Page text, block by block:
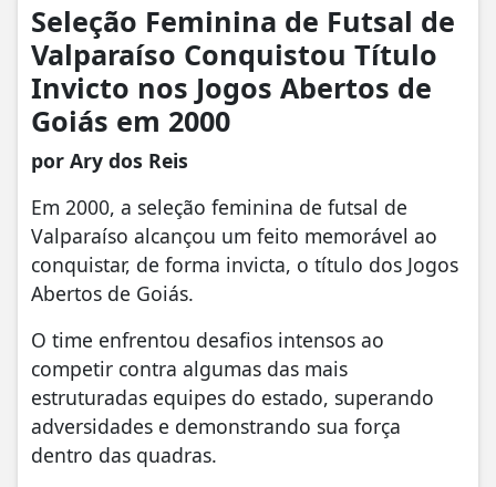
Seleção Feminina de Futsal de
Valparaíso Conquistou Título
Invicto nos Jogos Abertos de
Goiás em 2000
por Ary dos Reis
Em 2000, a seleção feminina de futsal de
Valparaíso alcançou um feito memorável ao
conquistar, de forma invicta, o título dos Jogos
Abertos de Goiás.
O time enfrentou desafios intensos ao
competir contra algumas das mais
estruturadas equipes do estado, superando
adversidades e demonstrando sua força
dentro das quadras.